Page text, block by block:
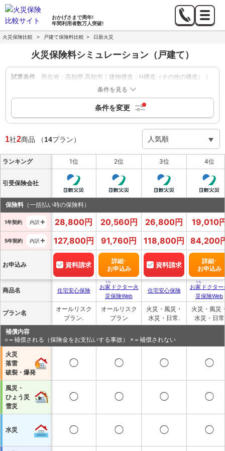
おかげさまで周年!
年間利用者数万人突破!
火災保険比較 > 戸建て保険料比較 > 日新火災
火災保険料シミュレーション （戸建て）
試算条件
所在地：高知県 高知市｜建物構造：H構造（その他の構造）｜
築年数：新築｜建物の保険金額：2,000万円｜家財補償：-｜地
震保険：なし
保険期間：1年,5年| 保険会社：日新火災
条件を見る
条件を変更
1社2商品 （14プラン）
ランキング 1位 2位 3位 4位
引受保険会社
保険料 （一括払い時の保険料）
1年契約 内訳 28,800円 20,560円 26,800円 19,010
5年契約 内訳 127,800円 91,760円 118,800円 84,200
お申込み 資料請求
詳細･
お申込み
資料請求
詳細･
お申込み
商品名 住宅安心保険 お家
うち
ドクター火
災保険Web
住宅安心保険 お家
うち
ドクター
災保険Web
プラン名
オールリスク
プラン.
オールリスク
プラン
火災・風災・
水災・日常.
火災・風災
水災・日常
補償内容
○＝補償される（保険金をお支払いする事故） ×＝補償されない
火災
落雷
破裂・爆発
◯ ◯ ◯ ◯
風災・
ひょう災
雪災
◯ ◯ ◯ ◯
水災 ◯ ◯ ◯ ◯